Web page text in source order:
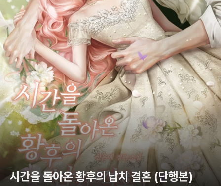
시간을 돌아온 황후의 납치 결혼 (단행본)